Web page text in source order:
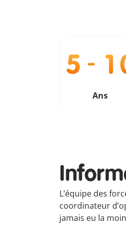
Ans
L’équipe des
coordinateur
jamais eu la